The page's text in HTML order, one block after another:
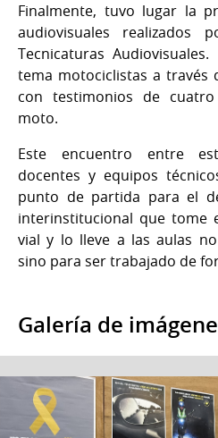
Finalmente, tuvo lugar la
audiovisuales realizados
Tecnicaturas
tema motociclistas a través
con testimonios de
moto.
Este encuentro entre
docentes y equipos
punto de partida para el
interinstitucional que tome
vial y lo lleve a las aulas
sino para ser trabajado de
Galería de